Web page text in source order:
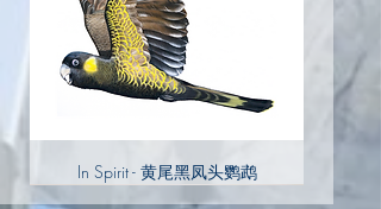
In Spirit - 黄尾黑凤头鹦鹉